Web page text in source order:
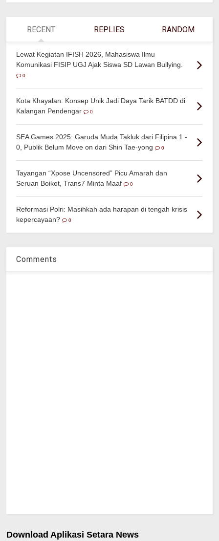
RECENT REPLIES RANDOM
Lewat Kegiatan IFISH 2026, Mahasiswa Ilmu
Komunikasi FISIP UGJ Ajak Siswa SD Lawan Bullying.
0
Kota Khayalan: Konsep Unik Jadi Daya Tarik BATDD di
Kalangan Pendengar
0
SEA Games 2025: Garuda Muda Takluk dari Filipina 1 -
0, Publik Belum Move on dari Shin Tae-yong
0
Tayangan “Xpose Uncensored” Picu Amarah dan
Seruan Boikot, Trans7 Minta Maaf
0
Reformasi Polri: Masihkah ada harapan di tengah krisis
kepercayaan?
0
Comments
Download Aplikasi Setara News